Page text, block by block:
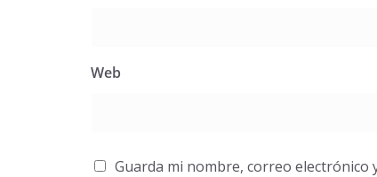
Web
Guarda mi nombre, correo electrónico